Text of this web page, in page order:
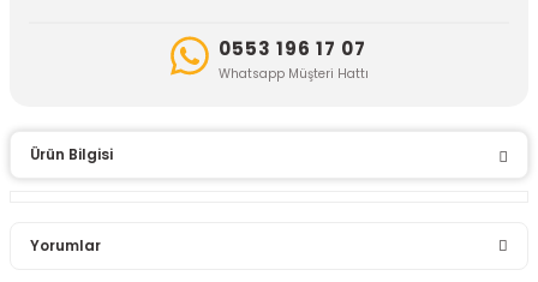
0553 196 17 07
Whatsapp Müşteri Hattı
Ürün Bilgisi
Yorumlar